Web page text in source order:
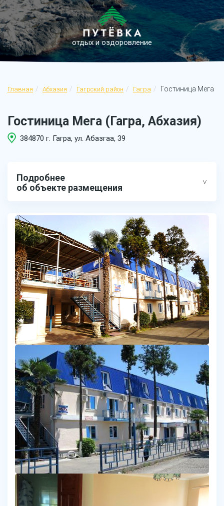
отдых и оздоровление
Главная Абхазия Гагрский район Гагра Гостиница Мега
Гостиница Мега (Гагра, Абхазия)
384870 г. Гагра, ул. Абазгаа, 39
Подробнее
об объекте размещения